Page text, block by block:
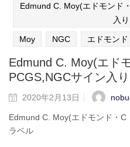
Edmund C. Moy(エドモンド
入
Moy NGC エドモン
Edmund C. Moy(エド
PCGS,NGCサイン入
2020年2月13日
Edmund C. Moy(エドモンド・C
ラベル